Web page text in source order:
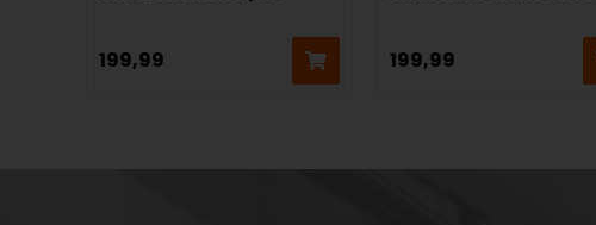
199,99 199,99